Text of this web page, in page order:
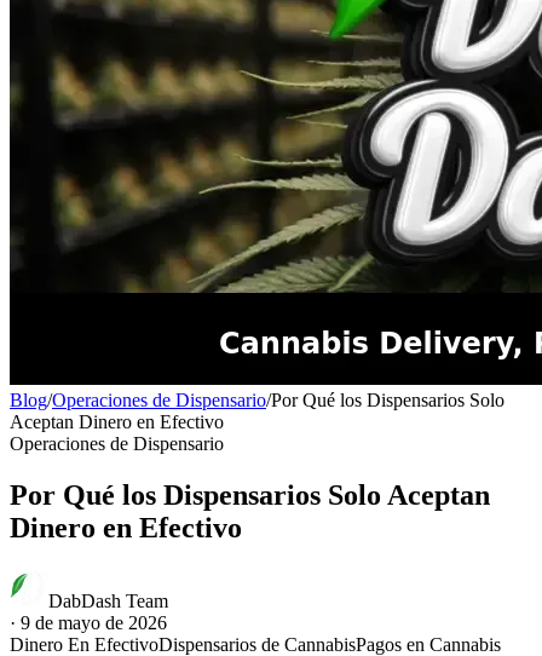
Blog/Operaciones de Dispensario/Por Qué los Dispensarios Solo
Aceptan Dinero en Efectivo
Operaciones de Dispensario
Por Qué los Dispensarios Solo Aceptan
Dinero en Efectivo
DabDash Team
· 9 de mayo de 2026
Dinero En EfectivoDispensarios de CannabisPagos en Cannabis